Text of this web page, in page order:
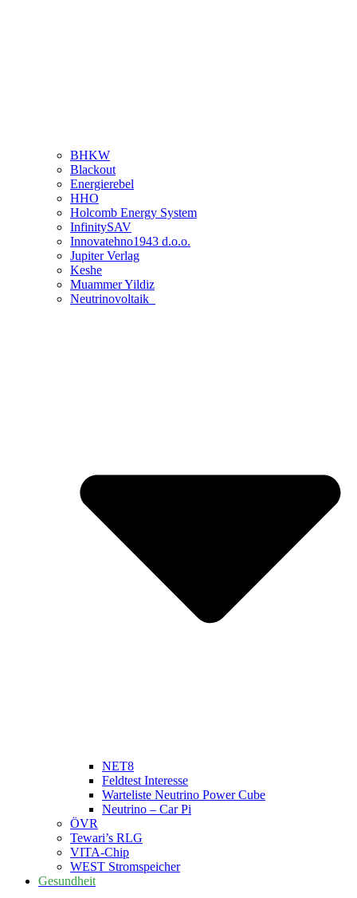
BHKW
Blackout
Energierebel
HHO
Holcomb Energy System
InfinitySAV
Innovatehno1943 d.o.o.
Jupiter Verlag
Keshe
Muammer Yildiz
Neutrinovoltaik
NET8
Feldtest Interesse
Warteliste Neutrino Power Cube
Neutrino – Car Pi
ÖVR
Tewari’s RLG
VITA-Chip
WEST Stromspeicher
Gesundheit